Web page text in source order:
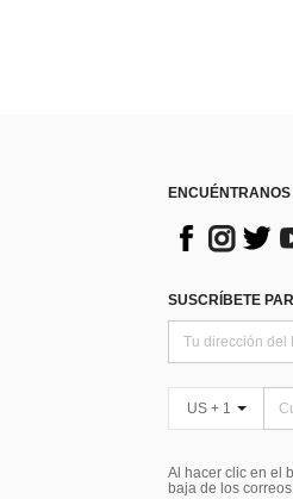
ENCUÉNTRANOS
SUSCRÍBETE
US + 1
Al hacer clic en el
baja de los